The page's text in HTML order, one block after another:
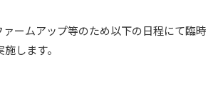
ァームアップ等のため以下の日程にて臨時
します。